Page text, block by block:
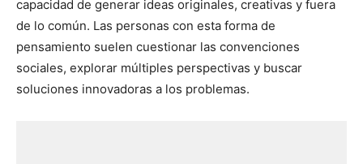
capacidad de generar ideas originales, creativas y fuera
de lo común. Las personas con esta forma de
pensamiento suelen cuestionar las convenciones
sociales, explorar múltiples perspectivas y buscar
soluciones innovadoras a los problemas.